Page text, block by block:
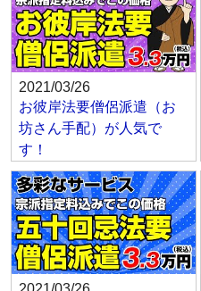
2021/03/26
お彼岸法要僧侶派遣（お
坊さん手配）が人気で
す！